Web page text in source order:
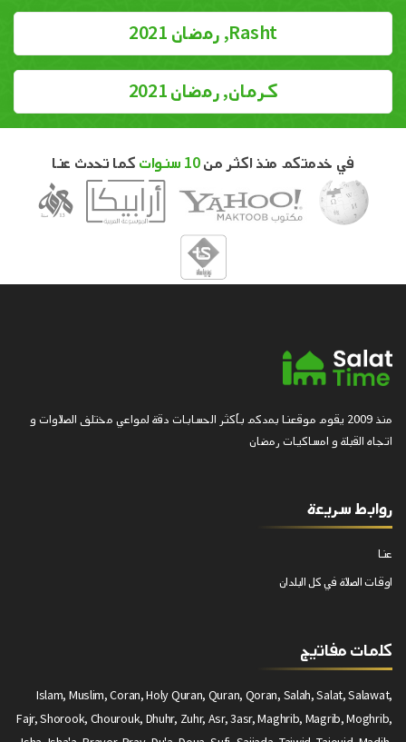
Rasht, رمضان 2021
كرمان, رمضان 2021
في خدمتكم منذ اكثر من10 سنوات كما تحدث عنا
منذ 2009 يقوم موقعنا بمدكم بأكثر الحسابات دقة لمواعي مختلف الصلاوات و
اتجاه القبلة و امساكيات رمضان
روابط سريعة
عنا
اوقات الصلاة في كل البلدان
كلمات مفاتيج
Islam, Muslim, Coran, Holy Quran, Quran, Qoran, Salah, Salat, Salawat,
Fajr, Shorook, Chourouk, Dhuhr, Zuhr, Asr, 3asr, Maghrib, Magrib, Moghrib,